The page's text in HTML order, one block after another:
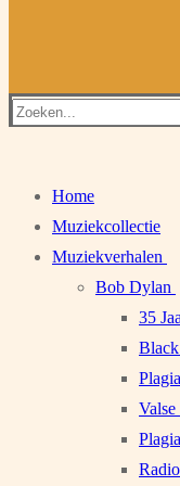
Zoeken
Home
Muziekcollectie
Muziekverhalen
Bob Dylan
35